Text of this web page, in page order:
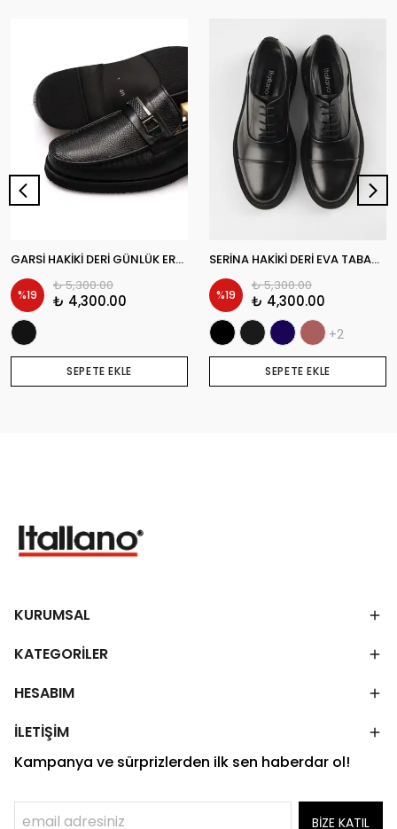
GARSİ HAKİKİ DERİ GÜNLÜK ERKEK KLASİK AYAKKABI
%19
₺ 5,300.00
₺ 4,300.00
SEPETE EKLE
SERİNA HAKİKİ DERİ EVA TABAN GÜNLÜK ERKEK KLASİK AYAKKABI
%19
₺ 5,300.00
₺ 4,300.00
+2
SEPETE EKLE
KURUMSAL
KATEGORİLER
HESABIM
İLETİŞİM
Kampanya ve sürprizlerden ilk sen haberdar ol!
BİZE KATIL